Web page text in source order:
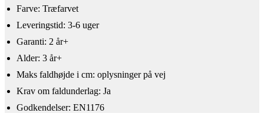
Farve: Træfarvet
Leveringstid: 3-6 uger
Garanti: 2 år+
Alder: 3 år+
​Maks faldhøjde i cm: oplysninger på vej
Krav om faldunderlag: Ja
Godkendelser: EN1176